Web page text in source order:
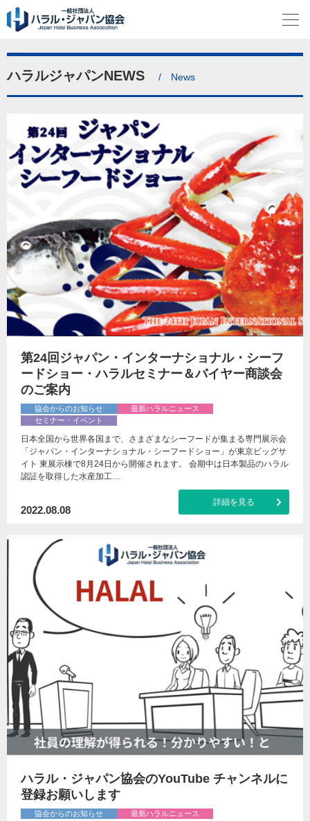
ハラルジャパンNEWS / News
第24回ジャパン・インターナショナル・シーフ
ードショー・ハラルセミナー＆バイヤー商談会
のご案内
協会からのお知らせ
最新ハラルニュース
セミナー・イベント
日本全国から世界各国まで、さまざまなシーフードが集まる専門展示会
「ジャパン・インターナショナル・シーフードショー」が東京ビッグサ
イト 東展示棟で8月24日から開催されます。 会期中は日本製品のハラル
認証を取得した水産加工…
2022.08.08
詳細を見る
ハラル・ジャパン協会のYouTube チャンネルに
登録お願いします
協会からのお知らせ 最新ハラルニュース